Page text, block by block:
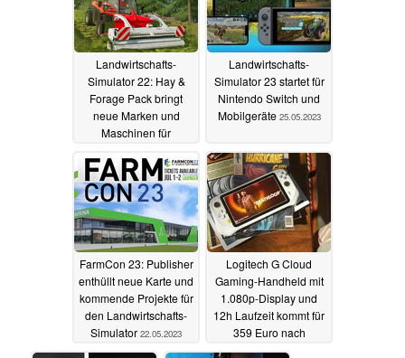
Landwirtschafts-
Simulator 22: Hay &
Forage Pack bringt
neue Marken und
Maschinen für
31.05.2023
Landwirtschafts-
Simulator 23 startet für
Nintendo Switch und
Mobilgeräte 25.05.2023
FarmCon 23: Publisher
enthüllt neue Karte und
kommende Projekte für
den Landwirtschafts-
Simulator 22.05.2023
Logitech G Cloud
Gaming-Handheld mit
1.080p-Display und
12h Laufzeit kommt für
359 Euro nach
Deutschland16.05.2023